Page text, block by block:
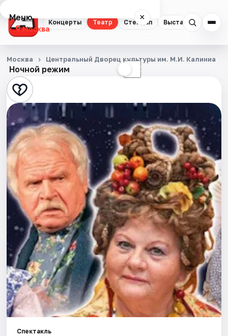
Концерты Театр Стендап Выставки
Меню ×
Москва
Концерты
Театр
Стендап
Выставки
Квесты
Экскурсии
Спорт
События
Города
Площадки
Артисты
Ночной режим ☾
Москва Центральный Дворец культуры им. М.И. Калиниа
Спектакль